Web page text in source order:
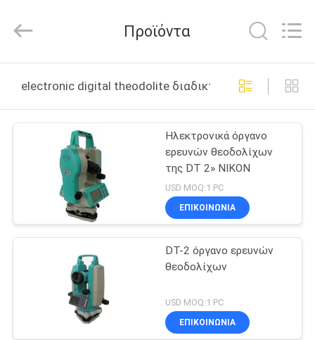
ΠΡΟΪΌΝΤΑ
ΠΕΡΊΠΟΥ
ΓΎΡΟΣ
ΕΡΓΟΣΤΑΣΊΩΝ
ΠΟΙΟΤΙΚΌΣ
ΈΛΕΓΧΟΣ
ALLEN
CO.,LTD..
Reserved.
Προϊόντα
electronic digital theodolite διαδικτυακή κατασκευή
Ηλεκτρονικά όργανο
ερευνών θεοδολίχων
της DT 2» NIKON
USD MOQ:1 PC
ΕΠΙΚΟΙΝΩΝΊΑ
DT-2 όργανο ερευνών
θεοδολίχων
USD MOQ:1 PC
ΕΠΙΚΟΙΝΩΝΊΑ